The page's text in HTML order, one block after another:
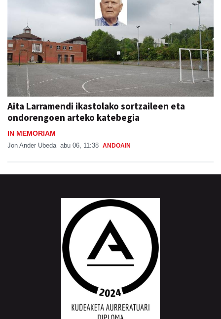
Aita Larramendi ikastolako sortzaileen eta
ondorengoen arteko katebegia
IN MEMORIAM
Jon Ander Ubeda abu 06, 11:38 ANDOAIN